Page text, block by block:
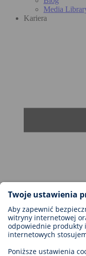
Media
Kariera
Możliwości
Szczeble
Dlaczego
Aplikacja